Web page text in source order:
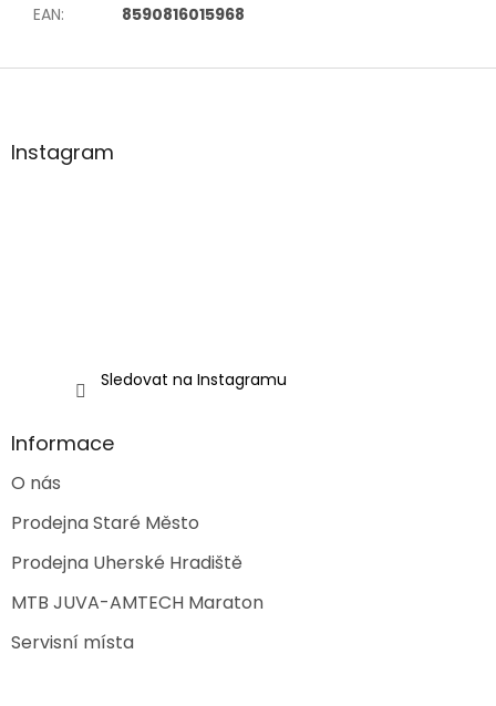
EAN: 8590816015968
Z
aInstagram
Sledovat na Instagramu
Informace
O nás
Prodejna Staré Město
Prodejna Uherské Hradiště
MTB JUVA-AMTECH Maraton
Servisní místa